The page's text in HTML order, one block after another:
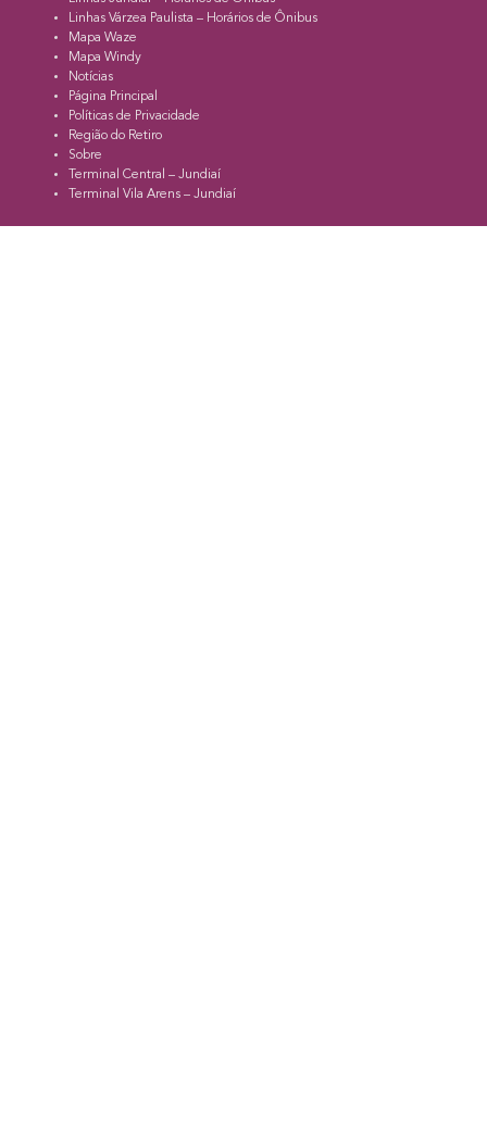
Linhas Várzea Paulista – Horários de Ônibus
Mapa Waze
Mapa Windy
Notícias
Página Principal
Políticas de Privacidade
Região do Retiro
Sobre
Terminal Central – Jundiaí
Terminal Vila Arens – Jundiaí